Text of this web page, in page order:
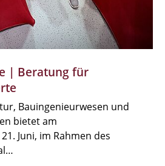
| Beratung für
Bauingenieurwesen und
bietet am
Juni, im Rahmen des